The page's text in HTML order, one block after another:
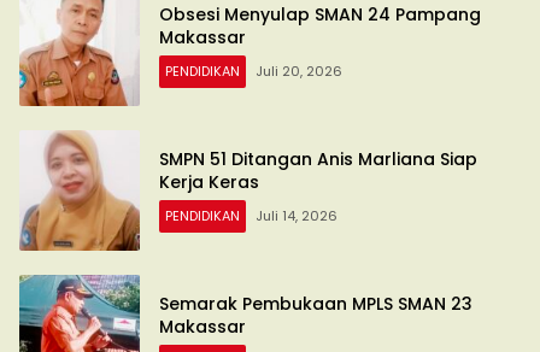
Obsesi Menyulap SMAN 24 Pampang
Makassar
PENDIDIKAN Juli 20, 2026
SMPN 51 Ditangan Anis Marliana Siap
Kerja Keras
PENDIDIKAN Juli 14, 2026
Semarak Pembukaan MPLS SMAN 23
Makassar